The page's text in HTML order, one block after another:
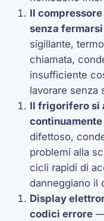
Il
senza fermarsi
sigillante,
chiamata,
insufficiente
lavorare senza
Il frigorifero si
continuamente
difettoso,
problemi alla
cicli rapidi di
danneggiano il
Display
codici errore —